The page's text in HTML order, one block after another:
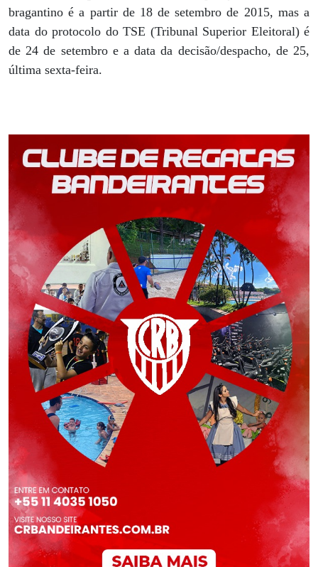
bragantino é a partir de 18 de setembro de 2015, mas a
data do protocolo do TSE (Tribunal Superior Eleitoral) é
de 24 de setembro e a data da decisão/despacho, de 25,
última sexta-feira.